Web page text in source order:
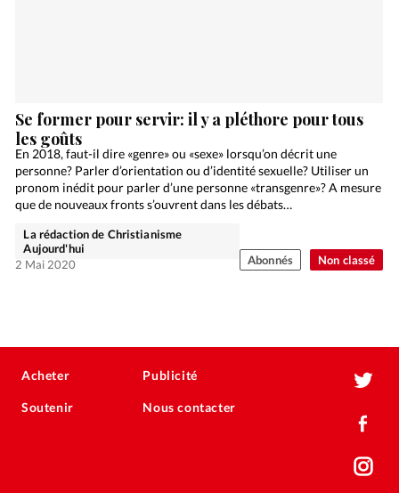
Non classé
Se former pour servir: il y a pléthore pour tous
les goûts
En 2018, faut-il dire «genre» ou «sexe» lorsqu’on décrit une
personne? Parler d’orientation ou d’identité sexuelle? Utiliser un
pronom inédit pour parler d’une personne «transgenre»? A mesure
que de nouveaux fronts s’ouvrent dans les débats…
La rédaction de Christianisme
Aujourd'hui
2 Mai 2020
Abonnés
Acheter
Soutenir
Publicité
Nous contacter